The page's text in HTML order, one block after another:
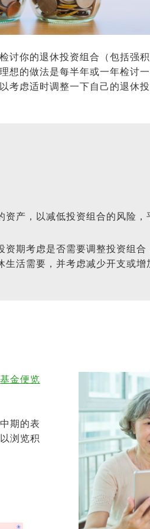
讨你的退休投资组合（包括强
想的做法是每半年或一年检讨
虑适时调整一下自己的退休投
产，以减低投资组合的风险，
期考虑是否需要调整投资组
活需要，并考虑减少开支或增
基金便览
期的表
浏览积